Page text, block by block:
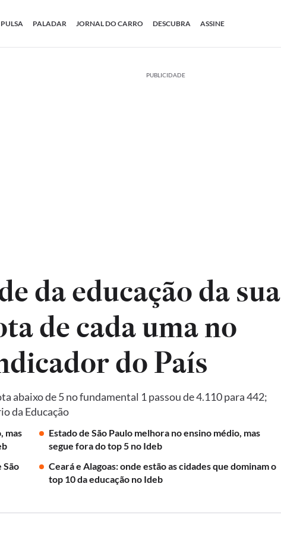
PULSA PALADAR JORNAL DO CARRO DESCUBRA ASSINE
PUBLICIDADE
da educação da sua
de cada uma no
Ideb, principal indicador do País
abaixo de 5 no fundamental 1 passou de 4.110 para 442;
da Educação
mas
Estado de São Paulo melhora no ensino médio, mas
segue fora do top 5 no Ideb
São
Ceará e Alagoas: onde estão as cidades que dominam o
top 10 da educação no Ideb